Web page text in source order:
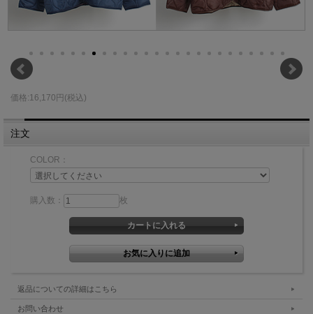
価格:16,170円(税込)
注文
COLOR：
購入数： 枚
返品についての詳細はこちら
お問い合わせ